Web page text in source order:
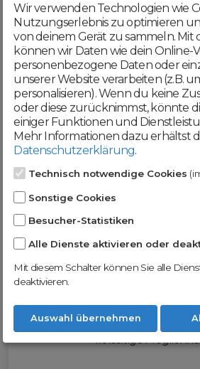
Mit deiner Registrierung
dass du dieAGBund
Datenschutzerklärung
Weiter
Werde jetzt Teil
DomainCatcher-
Community!
Nutze unsere Erfahrung
erleichtern wir dir
Domainhandel und
vielseitige
Wir verwenden Technologien wie
Nutzungserlebnis zu optimieren
von deinem Gerät zu sammeln.
können wir Daten wie dein Online-
personenbezogene Daten oder
unserer Website verarbeiten (z.B.
personalisieren). Wenn du keine
oder diese zurücknimmst, könnte
einiger Funktionen und
Mehr Informationen dazu erhältst
Datenschutzerklärung.
Technisch notwendige Cookies
Sonstige Cookies
Besucher-Statistiken
Alle Dienste aktivieren oder
Mit diesem Schalter können Sie alle
deaktivieren.
Auswahl übernehmen